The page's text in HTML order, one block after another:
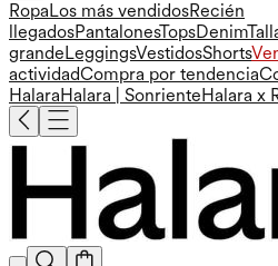
Ropa Los más vendidosRecién
llegadosPantalonesTopsDenim
grande LeggingsVestidosShorts
actividadCompra por tendencia
Halara Halara | Sonriente Halara x